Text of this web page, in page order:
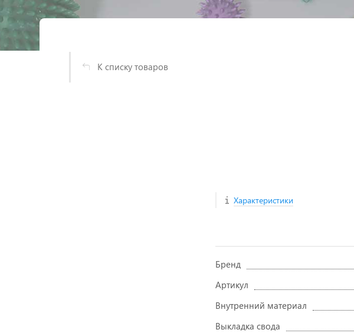
К списку товаров
Характеристики
Бренд
Артикул
Внутренний материал
Выкладка свода